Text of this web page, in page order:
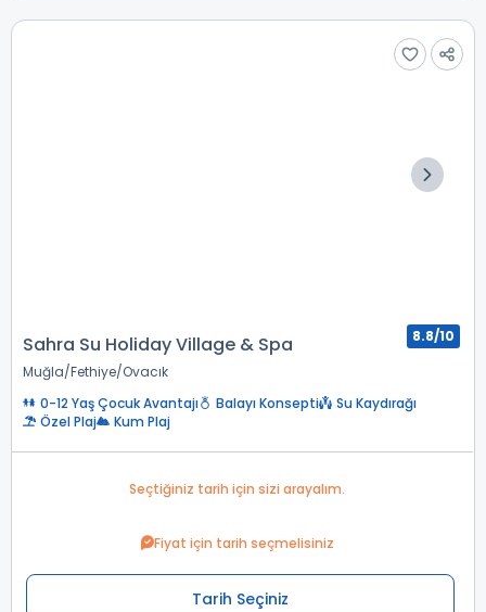
Sahra Su Holiday Village & Spa
Muğla Fethiye Ovacık
8.8/10
0-12 Yaş Çocuk Avantajı Balayı Konsepti
Su Kaydırağı
Özel Plaj
Kum Plaj
Seçtiğiniz tarih için sizi arayalım.
Fiyat için tarih seçmelisiniz
Tarih Seçiniz